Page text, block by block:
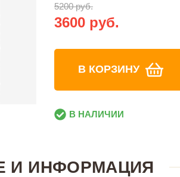
5200 руб.
3600 руб.
В КОРЗИНУ
В НАЛИЧИИ
И ИНФОРМАЦИЯ